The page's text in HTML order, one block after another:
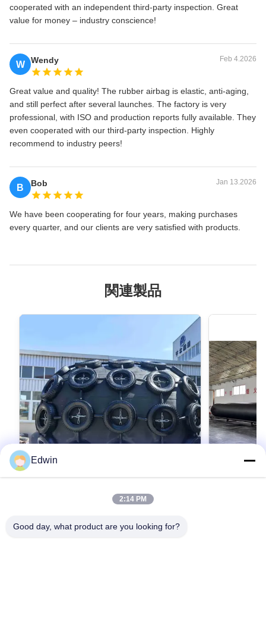
cooperated with an independent third‑party inspection. Great
value for money – industry conscience!
W Wendy Feb 4.2026
Great value and quality! The rubber airbag is elastic, anti‑aging,
and still perfect after several launches. The factory is very
professional, with ISO and production reports fully available. They
even cooperated with our third‑party inspection. Highly
recommend to industry peers!
B Bob Jan 13.2026
We have been cooperating for four years, making purchases
every quarter, and our clients are very satisfied with products.
関連製品
色環境保護
Edwin
2:14 PM
Good day, what product are you looking for?